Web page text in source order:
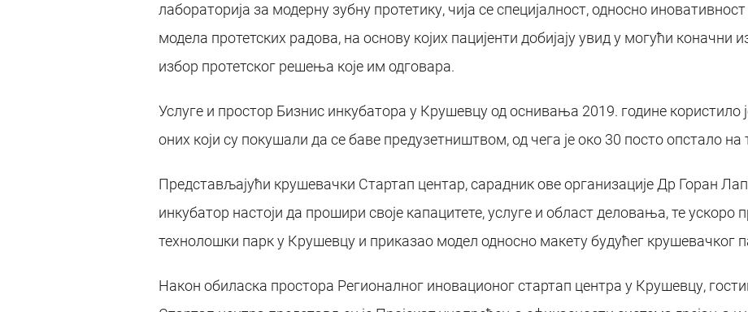
лабораторија за модерну зубну протетику, чија се специјалност, односно
модела протетских радова, на основу којих пацијенти добијају увид у могући коначни
избор протетског решења које им одговара.
Услуге и простор Бизнис инкубатора у Крушевцу од оснивања 2019. године користило
оних који су покушали да се баве предузетништвом, од чега је око 30 посто опстало
Представљајући крушевачки Стартап центар, сарадник ове организације Др Горан
инкубатор настоји да прошири своје капацитете, услуге и област деловања, те ускоро
технолошки парк у Крушевцу и приказао модел односно макету будућег крушевачког
Након обиласка простора Регионалног иновационог стартап центра у Крушевцу,